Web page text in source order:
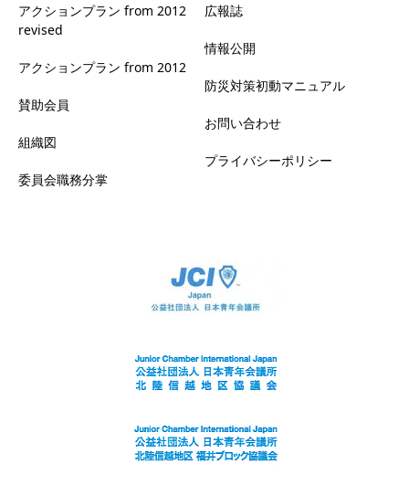
アクションプラン from 2012
revised
アクションプラン from 2012
賛助会員
組織図
委員会職務分掌
広報誌
情報公開
防災対策初動マニュアル
お問い合わせ
プライバシーポリシー